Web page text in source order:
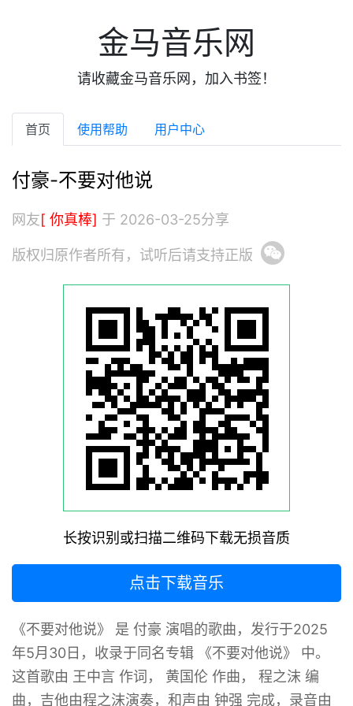
金马音乐网
请收藏金马音乐网，加入书签！
首页 使用帮助 用户中心
付豪-不要对他说
网友[ 你真棒] 于 2026-03-25分享
版权归原作者所有，试听后请支持正版
长按识别或扫描二维码下载无损音质
点击下载音乐
《不要对他说》 是 付豪 演唱的歌曲，发行于2025
年5月30日，收录于同名专辑 《不要对他说》 中‌‌。
这首歌由 王中言 作词， 黄国伦 作曲， 程之沫 编
曲，吉他由程之沫演奏，和声由 钟强 完成，录音由